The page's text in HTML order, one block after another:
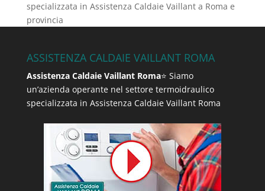
specializzata in Assistenza Caldaie Vaillant a Roma e
provincia
ASSISTENZA CALDAIE VAILLANT ROMA
Assistenza Caldaie Vaillant Roma⭐ Siamo
un’azienda operante nel settore termoidraulico
specializzata in Assistenza Caldaie Vaillant Roma